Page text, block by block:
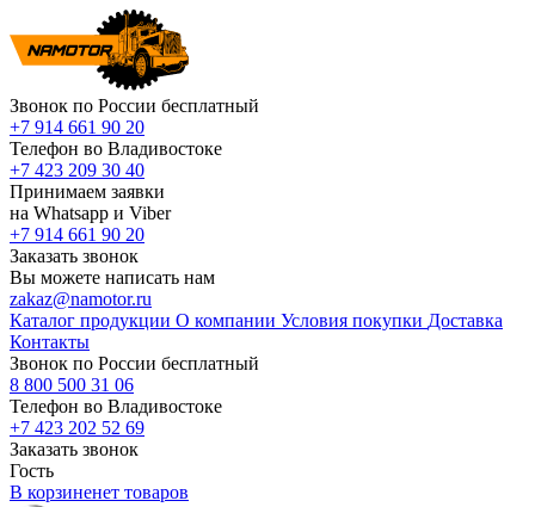
Звонок по России бесплатный
+7 914 661 90 20
Телефон во Владивостоке
+7 423 209 30 40
Принимаем заявки
на Whatsapp и Viber
+7 914 661 90 20
Заказать звонок
Вы можете написать нам
zakaz@namotor.ru
Каталог продукции О компании Условия покупки Доставка
Контакты
Звонок по России бесплатный
8 800 500 31 06
Телефон во Владивостоке
+7 423 202 52 69
Заказать звонок
Гость
В корзиненет товаров